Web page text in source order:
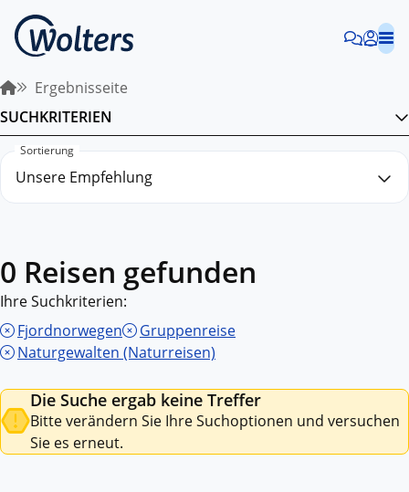
Ergebnisseite
SUCHKRITERIEN
Sortierung
0 Reisen gefunden
Ihre Suchkriterien:
Fjordnorwegen
Gruppenreise
Naturgewalten (Naturreisen)
Die Suche ergab keine Treffer
Bitte verändern Sie Ihre Suchoptionen und versuchen
Sie es erneut.